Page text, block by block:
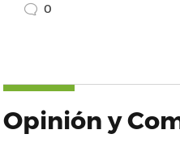
0
Opinión y